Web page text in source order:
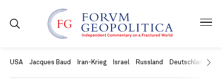
USA Jacques Baud Iran-Krieg Israel Russland Deutschland